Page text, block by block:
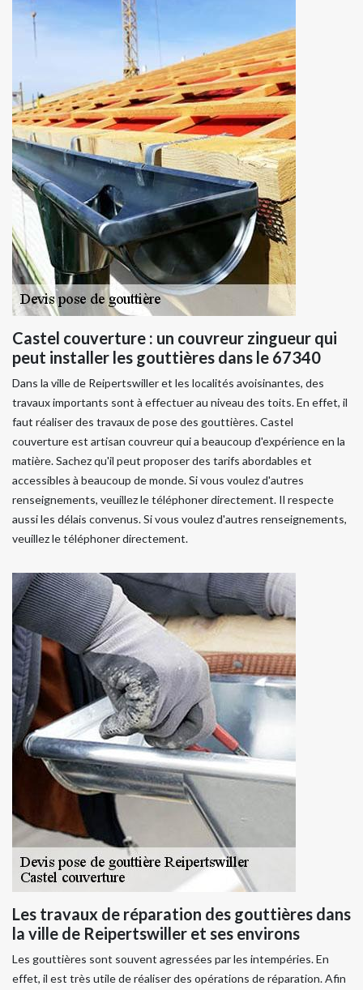
Castel couverture : un couvreur zingueur qui
peut installer les gouttières dans le 67340
Dans la ville de Reipertswiller et les localités avoisinantes, des
travaux importants sont à effectuer au niveau des toits. En effet, il
faut réaliser des travaux de pose des gouttières. Castel
couverture est artisan couvreur qui a beaucoup d'expérience en la
matière. Sachez qu'il peut proposer des tarifs abordables et
accessibles à beaucoup de monde. Si vous voulez d'autres
renseignements, veuillez le téléphoner directement. Il respecte
aussi les délais convenus. Si vous voulez d'autres renseignements,
veuillez le téléphoner directement.
Les travaux de réparation des gouttières dans
la ville de Reipertswiller et ses environs
Les gouttières sont souvent agressées par les intempéries. En
effet, il est très utile de réaliser des opérations de réparation. Afin